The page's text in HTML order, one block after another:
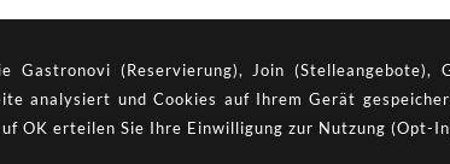
(Reservierung), Join (Stelleangebote),
analysiert und Cookies auf Ihrem Gerät
OK erteilen Sie Ihre Einwilligung zur Nutzung (Opt-